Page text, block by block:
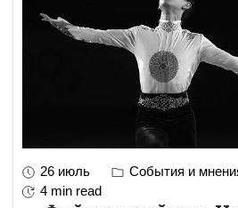
26 июль События и
4 min read